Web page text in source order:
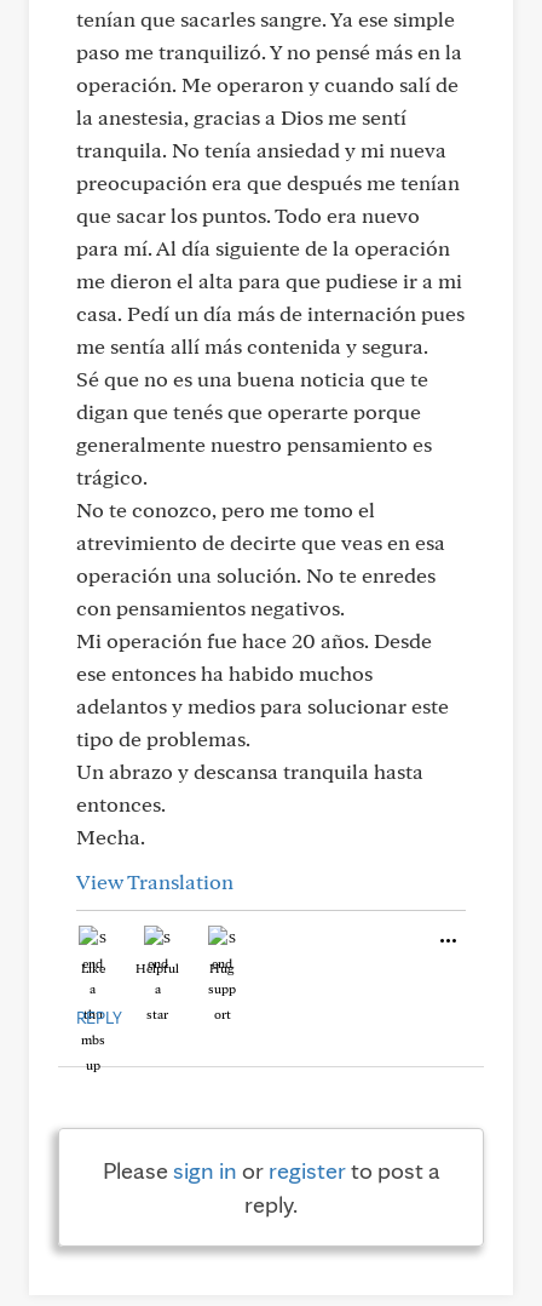
tenían que sacarles sangre. Ya ese simple
paso me tranquilizó. Y no pensé más en la
operación. Me operaron y cuando salí de
la anestesia, gracias a Dios me sentí
tranquila. No tenía ansiedad y mi nueva
preocupación era que después me tenían
que sacar los puntos. Todo era nuevo
para mí. Al día siguiente de la operación
me dieron el alta para que pudiese ir a mi
casa. Pedí un día más de internación pues
me sentía allí más contenida y segura.
Sé que no es una buena noticia que te
digan que tenés que operarte porque
generalmente nuestro pensamiento es
trágico.
No te conozco, pero me tomo el
atrevimiento de decirte que veas en esa
operación una solución. No te enredes
con pensamientos negativos.
Mi operación fue hace 20 años. Desde
ese entonces ha habido muchos
adelantos y medios para solucionar este
tipo de problemas.
Un abrazo y descansa tranquila hasta
entonces.
Mecha.
View Translation
Like Helpful Hug
REPLY
Pleasesign in or registerto post a
reply.